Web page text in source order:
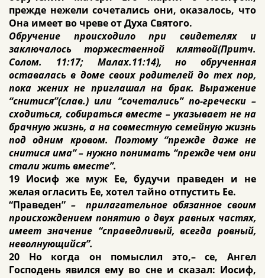
прежде нежели сочетались они, оказалось, что
Она имеет во чреве от Духа Святого.
Обручение происходило при свидетелях и
заключалось торжественной клятвой(Притч.
Солом. 11:17; Малах.11:14), но обрученная
оставалась в доме своих родителей до тех пор,
пока жених не приглашал на брак. Выражение
“снитися”(слав.) или “сочетались” по-гречески –
сходиться, собираться вместе – указывает не на
брачную жизнь, а на совместную семейную жизнь
под одним кровом. Поэтому “прежде даже не
снитися има” – нужно понимать “прежде чем они
стали жить вместе”.
19 Иосиф же муж Ее, будучи праведен и не
желая огласить Ее, хотел тайно отпустить Ее.
“Праведен” – прилагательное обязанное своим
происхождением понятию о двух равных частях,
имеет значение “справедливый, всегда ровный,
неволнующийся”.
20 Но когда он помыслил это,– се, Ангел
Господень явился ему во сне и сказал: Иосиф,